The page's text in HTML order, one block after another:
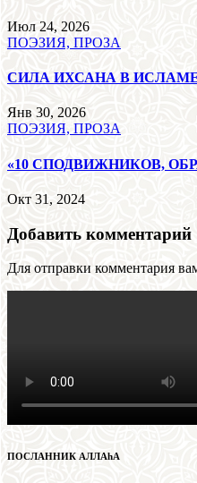
Июл 24, 2026
ПОЭЗИЯ, ПРОЗА
СИЛА ИХСАНА В
Янв 30, 2026
ПОЭЗИЯ, ПРОЗА
«10 СПОДВИЖНИКОВ,
Окт 31, 2024
Добавить комментарий
Для отправки комментария
ПОСЛАННИК АЛЛАhА